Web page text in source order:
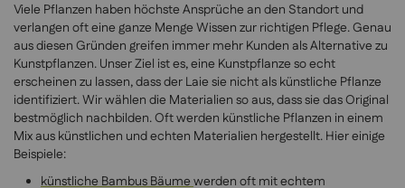
Viele Pflanzen haben höchste Ansprüche an den Standort und
verlangen oft eine ganze Menge Wissen zur richtigen Pflege. Genau
aus diesen Gründen greifen immer mehr Kunden als Alternative zu
Kunstpflanzen. Unser Ziel ist es, eine Kunstpflanze so echt
erscheinen zu lassen, dass der Laie sie nicht als künstliche Pflanze
identifiziert. Wir wählen die Materialien so aus, dass sie das Original
bestmöglich nachbilden. Oft werden künstliche Pflanzen in einem
Mix aus künstlichen und echten Materialien hergestellt. Hier einige
Beispiele:
künstliche Bambus Bäumewerden oft mit echtem